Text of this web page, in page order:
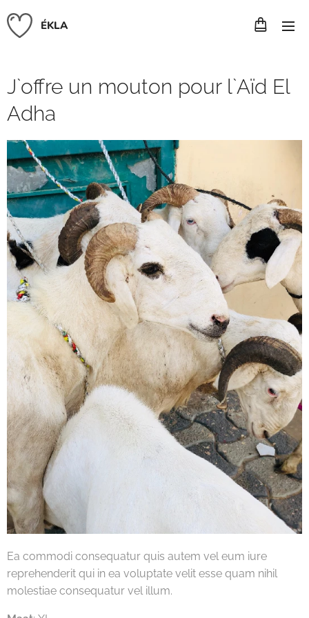
ÉKLA
J`offre un mouton pour l`Aïd El
Adha
Ea commodi consequatur quis autem vel eum iure
reprehenderit qui in ea voluptate velit esse quam nihil
molestiae consequatur vel illum.